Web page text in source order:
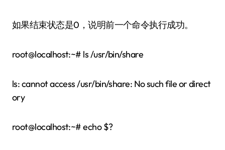
如果结束状态是0，说明前一个命令执行成功。
root@localhost:~# ls /usr/bin/share
ls: cannot access /usr/bin/share: No such file or direct
ory
root@localhost:~# echo $?